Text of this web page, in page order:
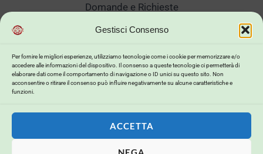
Gestisci Consenso
Per fornire le migliori esperienze, utilizziamo tecnologie come i cookie per memorizzare e/o
accedere alle informazioni del dispositivo. Il consenso a queste tecnologie ci permetterà di
elaborare dati come il comportamento di navigazione o ID unici su questo sito. Non
acconsentire o ritirare il consenso può influire negativamente su alcune caratteristiche e
funzioni.
ACCETTA
Domande e Richieste
Showroom
Sanificazione e Lavaggi
Reso Cambio Merce
My Account